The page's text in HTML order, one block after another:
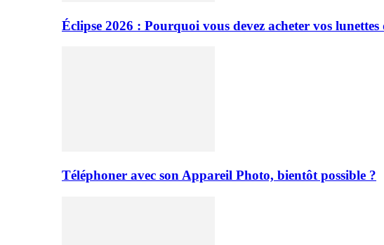
Éclipse 2026 : Pourquoi vous devez acheter vos
Téléphoner avec son Appareil Photo, bientôt possible ?